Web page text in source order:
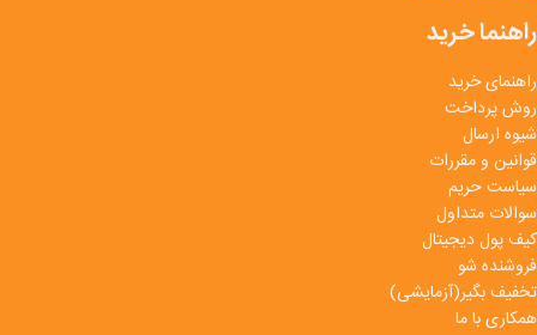
راهنما خرید
راهنمای خرید
روش پرداخت
شیوه ارسال
قوانین و مقررات
سیاست حریم
سوالات متداول
کیف پول دیجیتال
فروشنده شو
تخفیف بگیر(آزمایشی)
همکاری با ما